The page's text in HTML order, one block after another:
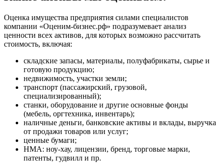
Оценка имущества предприятия силами специалистов
компании «Оценим-бизнес.рф» подразумевает анализ
ценности всех активов, для которых возможно рассчитать
стоимость, включая:
складские запасы, материалы, полуфабрикаты, сырье и
готовую продукцию;
недвижимость, участки земли;
транспорт (пассажирский, грузовой,
специализированный);
станки, оборудование и другие основные фонды
(мебель, оргтехника, инвентарь);
наличные деньги, банковские активы и вклады, выручка
от продажи товаров или услуг;
ценные бумаги;
НМА: ноу-хау, лицензии, бренд, торговые марки,
патенты, гудвилл и пр.
Бор
Борисоглебск
Бронницы
Брянск
Бугульма
Бугуруслан
Бузулук
Буйнакск
Бутурлиновка